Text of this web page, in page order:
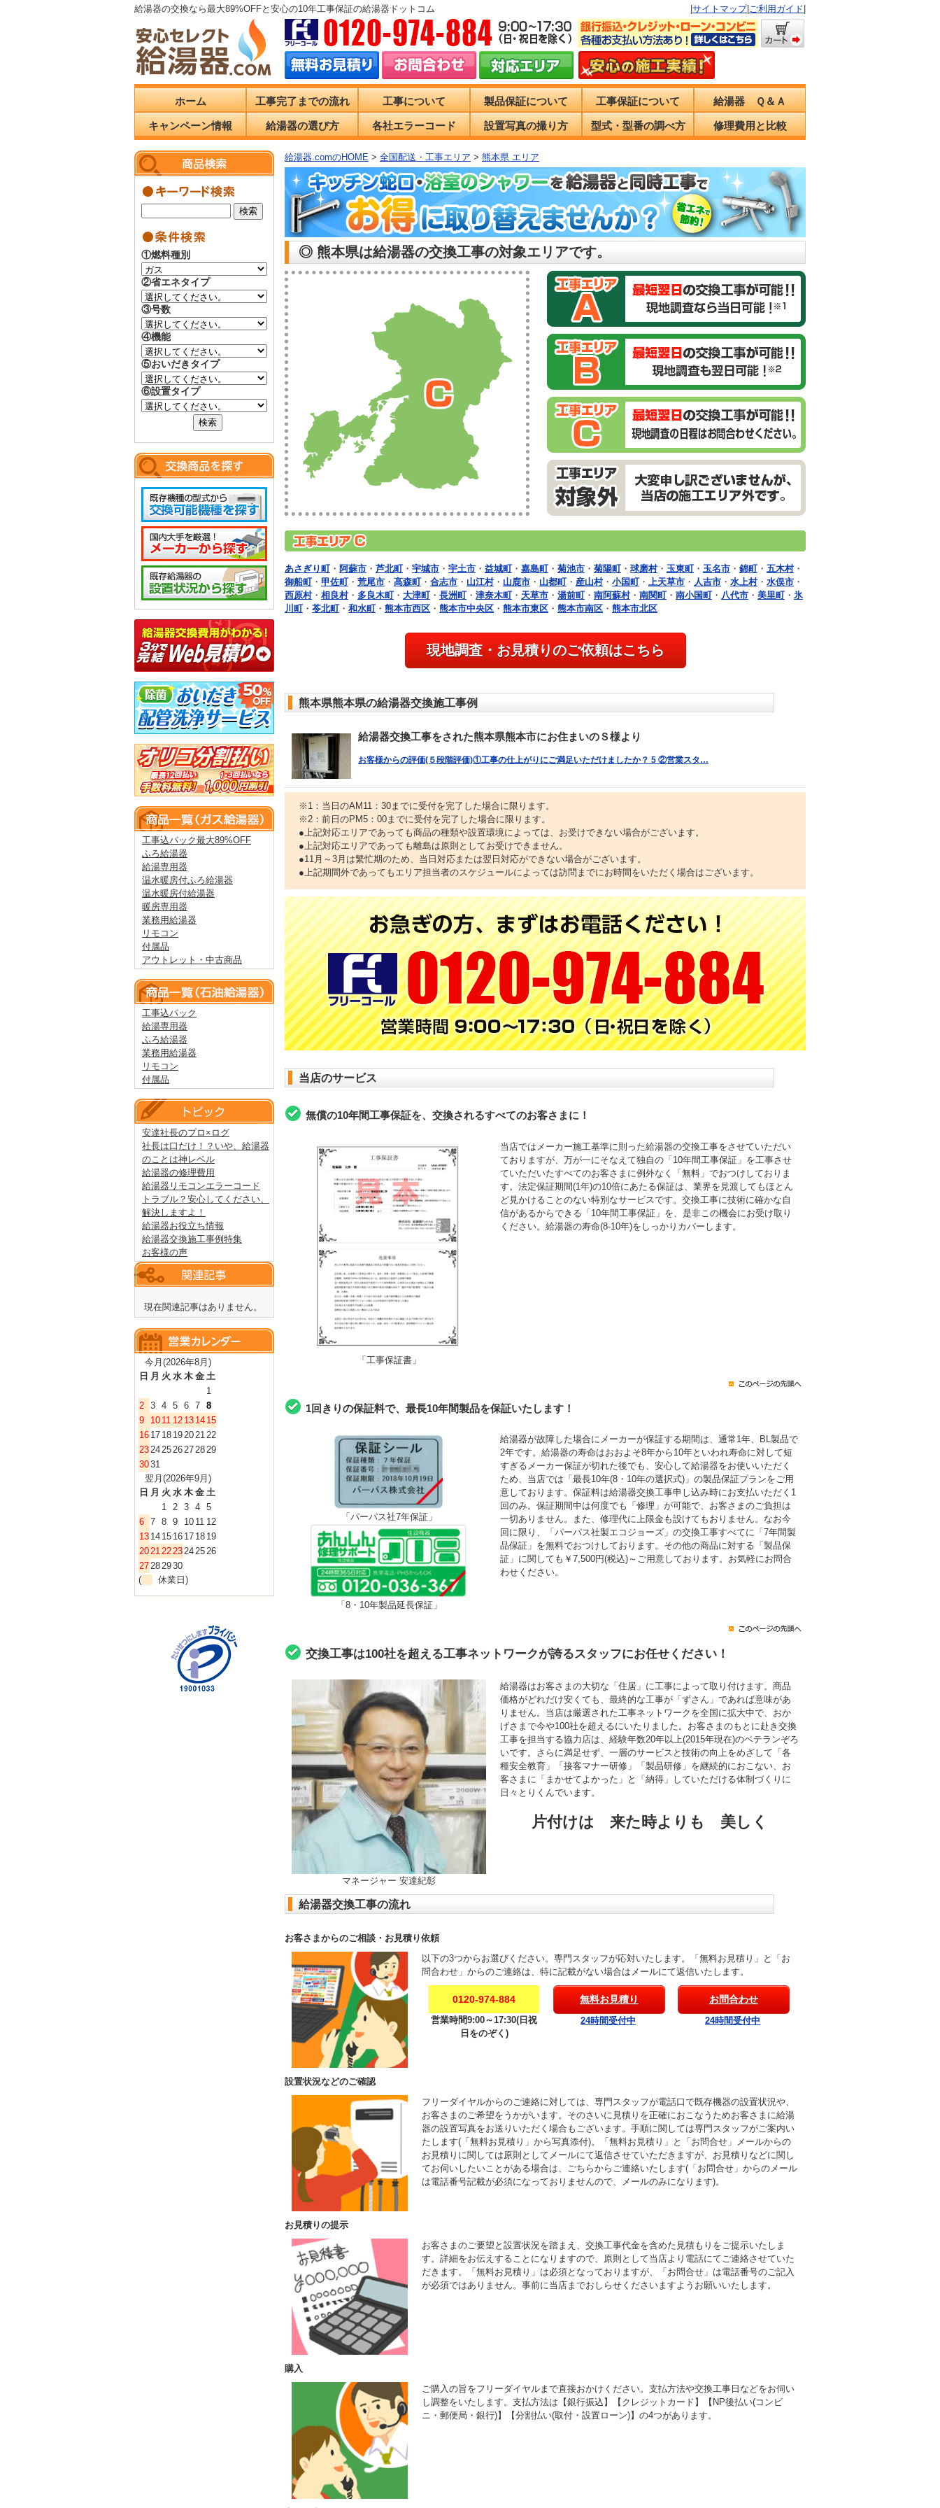
給湯器の交換なら最大89%OFFと安心の10年工事保証の給湯器ドットコム サイトマップ| ご利用ガイド
ホーム 工事完了までの流れ 工事について 製品保証について 工事保証について 給湯器 Ｑ＆Ａ
キャンペーン情報 給湯器の選び方 各社エラーコード 設置写真の撮り方 型式・型番の調べ方 修理費用と比較
給湯器.comのHOME > 全国配送・工事エリア > 熊本県 エリア
◎ 熊本県は給湯器の交換工事の対象エリアです。
あさぎり町・ 阿蘇市 ・ 芦北町・ 宇城市 ・ 宇土市 ・ 益城町・ 嘉島町・ 菊池市 ・ 菊陽町・ 球磨村・ 玉東町・ 玉名市 ・ 錦町・ 五木村・
御船町・ 甲佐町・ 荒尾市 ・ 高森町・ 合志市 ・ 山江村・ 山鹿市 ・ 山都町・ 産山村・ 小国町・ 上天草市 ・ 人吉市 ・ 水上村・ 水俣市 ・
西原村・ 相良村・ 多良木町・ 大津町・ 長洲町・ 津奈木町・ 天草市 ・ 湯前町・ 南阿蘇村・ 南関町・ 南小国町・ 八代市 ・ 美里町・ 氷
川町・ 苓北町・ 和水町・ 熊本市西区 ・ 熊本市中央区 ・ 熊本市東区 ・ 熊本市南区 ・ 熊本市北区
現地調査・お見積りのご依頼はこちら
熊本県熊本県の給湯器交換施工事例
給湯器交換工事をされた熊本県熊本市にお住まいのＳ様より
お客様からの評価(５段階評価)①工事の仕上がりにご満足いただけましたか？ 5 ②営業スタ…
※1：当日のAM11：30までに受付を完了した場合に限ります。
※2：前日のPM5：00までに受付を完了した場合に限ります。
●上記対応エリアであっても商品の種類や設置環境によっては、お受けできない場合がございます。
●上記対応エリアであっても離島は原則としてお受けできません。
●11月～3月は繁忙期のため、当日対応または翌日対応ができない場合がございます。
●上記期間外であってもエリア担当者のスケジュールによっては訪問までにお時間をいただく場合はございます。
当店のサービス
無償の10年間工事保証を、交換されるすべてのお客さまに！
「工事保証書」
当店ではメーカー施工基準に則った給湯器の交換工事をさせていただい
ておりますが、万が一にそなえて独自の「10年間工事保証」を工事させ
ていただいたすべてのお客さまに例外なく「無料」でおつけしておりま
す。法定保証期間(1年)の10倍にあたる保証は、業界を見渡してもほとん
ど見かけることのない特別なサービスです。交換工事に技術に確かな自
信があるからできる「10年間工事保証」を、是非この機会にお受け取り
ください。給湯器の寿命(8-10年)をしっかりカバーします。
1回きりの保証料で、最長10年間製品を保証いたします！
「パーパス社7年保証」
「8・10年製品延長保証」
給湯器が故障した場合にメーカーが保証する期間は、通常1年、BL製品で
2年です。給湯器の寿命はおおよそ8年から10年といわれ寿命に対して短
すぎるメーカー保証が切れた後でも、安心して給湯器をお使いいただく
ため、当店では「最長10年(8・10年の選択式)」の製品保証プランをご用
意しております。保証料は給湯器交換工事申し込み時にお支払いただく1
回のみ。保証期間中は何度でも「修理」が可能で、お客さまのご負担は
一切ありません。また、修理代に上限金も設けてもおりません。なお今
回に限り、「パーパス社製エコジョーズ」の交換工事すべてに「7年間製
品保証」を無料でおつけしております。その他の商品に対する「製品保
証」に関しても￥7,500円(税込)～ご用意しております。お気軽にお問合
わせください。
交換工事は100社を超える工事ネットワークが誇るスタッフにお任せください！
マネージャー 安達紀彰
給湯器はお客さまの大切な「住居」に工事によって取り付けます。商品
価格がどれだけ安くても、最終的な工事が「ずさん」であれば意味があ
りません。当店は厳選された工事ネットワークを全国に拡大中で、おか
げさまで今や100社を超えるにいたりました。お客さまのもとに赴き交換
工事を担当する協力店は、経験年数20年以上(2015年現在)のベテランぞろ
いです。さらに満足せず、一層のサービスと技術の向上をめざして「各
種安全教育」「接客マナー研修」「製品研修」を継続的におこない、お
客さまに「まかせてよかった」と「納得」していただける体制づくりに
日々とりくんでいます。
片付けは 来た時よりも 美しく
給湯器交換工事の流れ
お客さまからのご相談・お見積り依頼
以下の3つからお選びください。専門スタッフが応対いたします。「無料お見積り」と「お
問合わせ」からのご連絡は、特に記載がない場合はメールにて返信いたします。
0120-974-884
営業時間9:00～17:30(日祝
日をのぞく)
無料お見積り
24時間受付中
お問合わせ
24時間受付中
設置状況などのご確認
フリーダイヤルからのご連絡に対しては、専門スタッフが電話口で既存機器の設置状況や、
お客さまのご希望をうかがいます。そのさいに見積りを正確におこなうためお客さまに給湯
器の設置写真をお送りいただく場合もございます。手順に関しては専門スタッフがご案内い
たします(「無料お見積り」から写真添付)。「無料お見積り」と「お問合せ」メールからの
お見積りに関しては原則としてメールにて返信させていただきますが、お見積りなどに関し
てお伺いしたいことがある場合は、ごちらからご連絡いたします(「お問合せ」からのメール
は電話番号記載が必須になっておりませんので、メールのみになります)。
お見積りの提示
お客さまのご要望と設置状況を踏まえ、交換工事代金を含めた見積もりをご提示いたしま
す。詳細をお伝えすることになりますので、原則として当店より電話にてご連絡させていた
だきます。「無料お見積り」は必須となっておりますが、「お問合せ」は電話番号のご記入
が必須ではありません。事前に当店までおしらせくださいますようお願いいたします。
購入
ご購入の旨をフリーダイヤルまで直接おかけください。支払方法や交換工事日などをお伺い
し調整をいたします。支払方法は【銀行振込】【クレジットカード】【NP後払い(コンビ
ニ・郵便局・銀行)】【分割払い(取付・設置ローン)】の4つがあります。
①燃料種別
②省エネタイプ
③号数
④機能
⑤おいだきタイプ
⑥設置タイプ
工事込パック最大89%OFF
ふろ給湯器
給湯専用器
温水暖房付ふろ給湯器
温水暖房付給湯器
暖房専用器
業務用給湯器
リモコン
付属品
アウトレット・中古商品
工事込パック
給湯専用器
ふろ給湯器
業務用給湯器
リモコン
付属品
安達社長のプロ×ログ
社長は口だけ！？いや、給湯器
のことは神レベル
給湯器の修理費用
給湯器リモコンエラーコード
トラブル？安心してください、
解決しますよ！
給湯器お役立ち情報
給湯器交換施工事例特集
お客様の声
現在関連記事はありません。
今月(2026年8月)
日 月 火 水 木 金 土
1
2 3 4 5 6 7 8
9
10 11 12 13 14 15
16 17 18 19202122
23242526272829
3031
翌月(2026年9月)
日 月 火 水 木 金 土
1 2 3 4 5
6 7 8 9 10 11 12
13 14 15 16 17 18 19
20212223242526
27282930
(
休業日)